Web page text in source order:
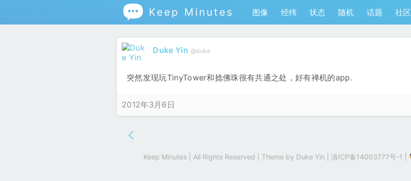
 Keep Minutes 图像 经纬 状态 随机 话题 社区
Duke Yin @duke
突然发现玩TinyTower和捻佛珠很有共通之处，好有禅机的app.
2012年3月6日
Keep Minutes | All Rights Reserved | Theme by Duke Yin 滇ICP备14003777号-1